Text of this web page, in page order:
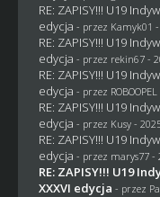
RE: ZAPISY!!! U19
edycja - przez Kamyk01
RE: ZAPISY!!! U19
edycja - przez rekin67-
RE: ZAPISY!!! U19
edycja - przez ROBOOPEL
RE: ZAPISY!!! U19
edycja - przez Kusy-
RE: ZAPISY!!! U19
edycja - przez marys77-
RE: ZAPISY!!! U19
XXXVI edycja - przez